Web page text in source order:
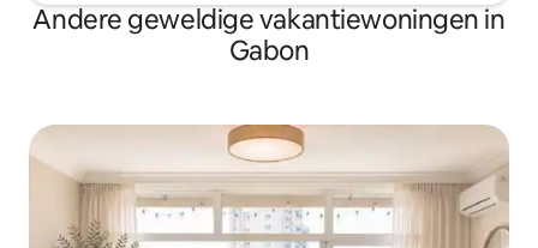
Andere geweldige vakantiewoningen in
Gabon